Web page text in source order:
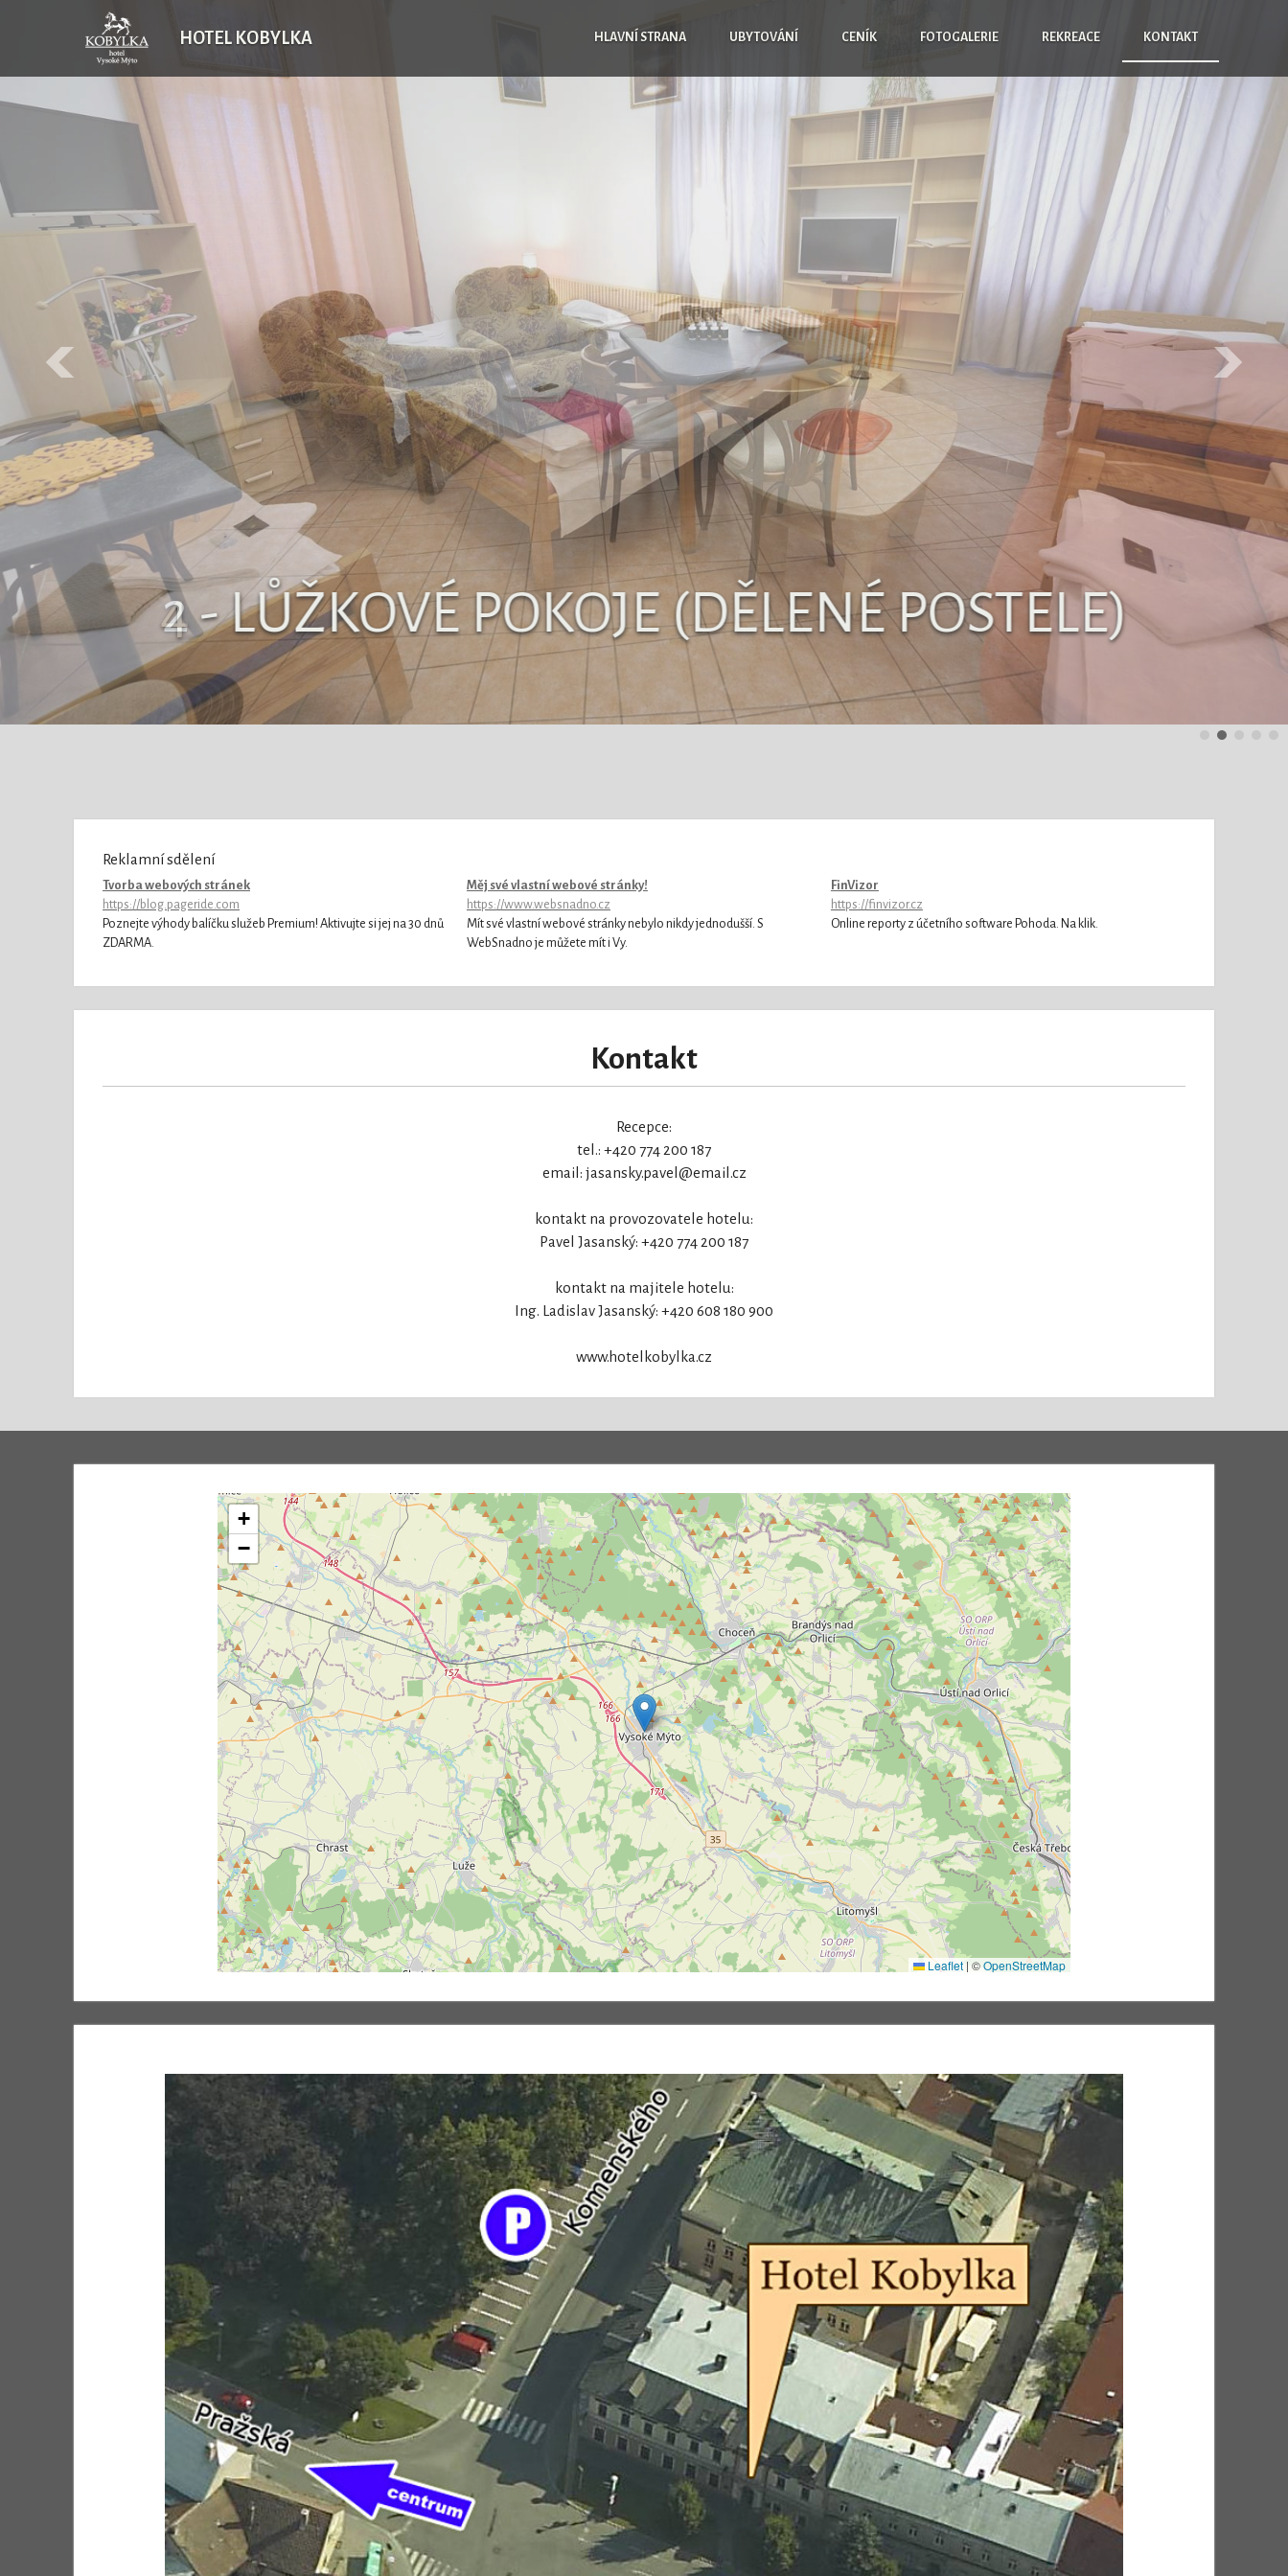
2 - LŮŽKOVÉ POKOJE (DĚLENÉ POSTELE)
HOTEL KOBYLKA HLAVNÍ STRANA UBYTOVÁNÍ CENÍK FOTOGALERIE REKREACE KONTAKT
Reklamní sdělení
Tvorba webových stránek
https://blog.pageride.com
Poznejte výhody balíčku služeb Premium! Aktivujte si jej na 30 dnů
ZDARMA.
Měj své vlastní webové stránky!
https://www.websnadno.cz
Mít své vlastní webové stránky nebylo nikdy jednodušší. S
WebSnadno je můžete mít i Vy.
FinVizor
https://finvizor.cz
Online reporty z účetního software Pohoda. Na klik.
Kontakt
Recepce:
tel.: +420 774 200 187
email: jasansky.pavel@email.cz
kontakt na provozovatele hotelu:
Pavel Jasanský: +420 774 200 187
kontakt na majitele hotelu:
Ing. Ladislav Jasanský: +420 608 180 900
www.hotelkobylka.cz